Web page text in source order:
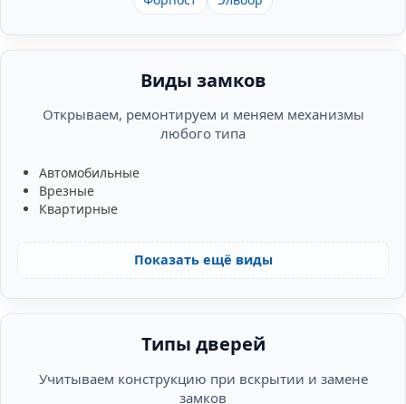
Виды замков
Открываем, ремонтируем и меняем механизмы
любого типа
Автомобильные
Врезные
Квартирные
Показать ещё виды
Типы дверей
Учитываем конструкцию при вскрытии и замене
замков